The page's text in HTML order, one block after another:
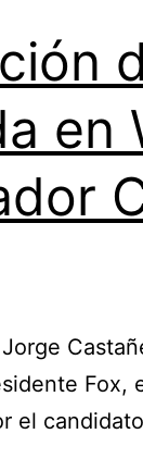
en
Fox,
el